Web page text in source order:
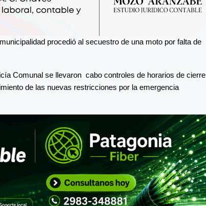
procedió al secuestro de una moto por falta de
Comunal se llevaron cabo controles de horarios de cierre
de las nuevas restricciones por la emergencia